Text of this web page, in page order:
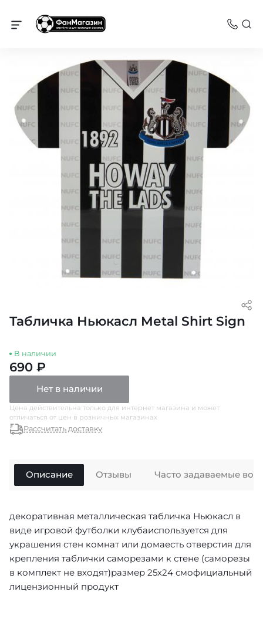
Ньюкасл Юнайтед
Табличка Ньюкасл Metal Shirt Sign
В наличии
690 ₽
Нет в наличии
Цена действительна только для интернет магазина и может
отличаться от цен в розничных магазинах
Рассчитать доставку
Описание
декоративная металлическая табличка Ньюкасл в
виде игровой футболки клубаиспользуется для
украшения стен комнат или домаесть отверстия для
крепления таблички саморезами к стене (саморезы
в комплект не входят)размер 25х24 смофициальный
лицензионный продукт
Отзывы Часто задаваемые